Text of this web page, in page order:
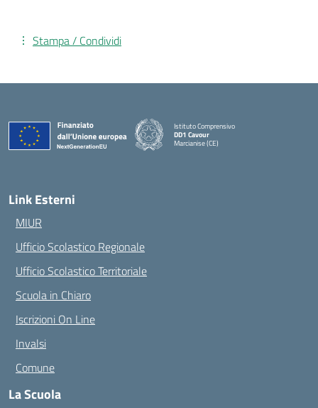
Stampa / Condividi
Istituto Comprensivo
DD1 Cavour
Marcianise (CE)
Link Esterni
MIUR
Ufficio Scolastico Regionale
Ufficio Scolastico Territoriale
Scuola in Chiaro
Iscrizioni On Line
Invalsi
Comune
La Scuola